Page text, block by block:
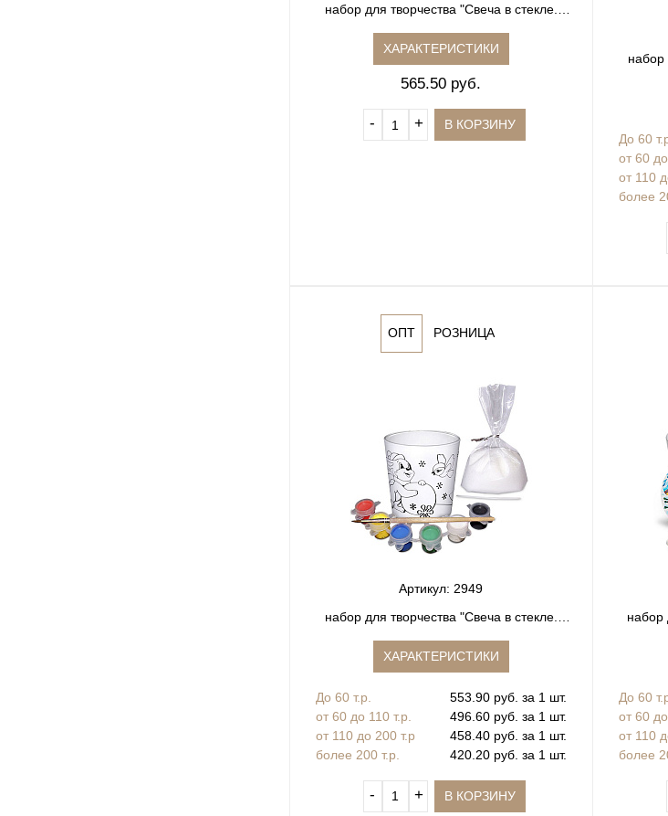
набор для творчества "Свеча в стекле.
ХАРАКТЕРИСТИКИ
565.50 руб.
‐ + В КОРЗИНУ
набор
До 60
от 60 до
от 110
более
ОПТ РОЗНИЦА
Артикул: 2949
набор для творчества "Свеча в стекле.
ХАРАКТЕРИСТИКИ
До 60 т.р.
553.90 руб. за 1 шт.
от 60 до 110 т.р.
496.60 руб. за 1 шт.
от 110 до 200 т.р
458.40 руб. за 1 шт.
более 200 т.р.
420.20 руб. за 1 шт.
‐ + В КОРЗИНУ
набор
До 60
от 60 до
от 110
более